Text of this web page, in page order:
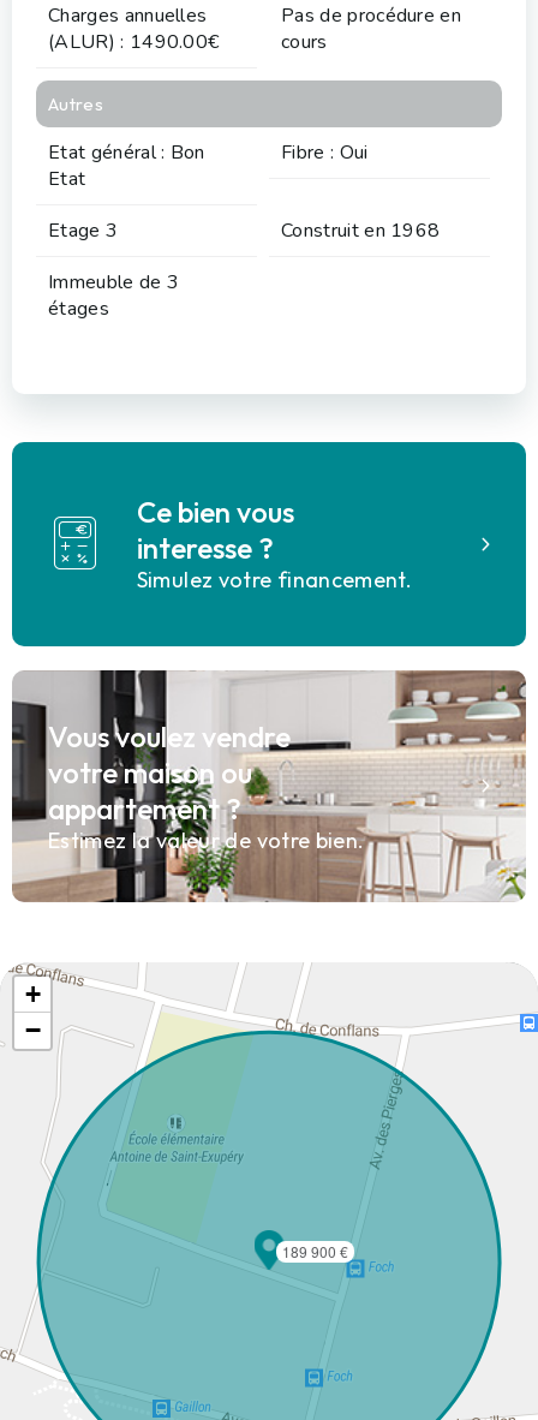
Charges annuelles
(ALUR) : 1490.00€
Pas de procédure en
cours
Autres
Etat général : Bon
Etat
Fibre : Oui
Etage 3
Construit en 1968
Immeuble de 3
étages
Ce bien vous
interesse ?
Simulez votre financement.
Vous voulez vendre
votre maison ou
appartement ?
Estimez la valeur de votre bien.
189 900 €
+
−